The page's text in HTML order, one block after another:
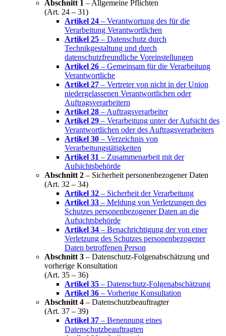
Abschnitt 1 – Allgemeine Pflichten
(Art. 24 – 31)
Artikel 24 – Verantwortung des für die
Verarbeitung Verantwortlichen
Artikel 25 – Datenschutz durch
Technikgestaltung und durch
datenschutzfreundliche Voreinstellungen
Artikel 26 – Gemeinsam für die Verarbeitung
Verantwortliche
Artikel 27 – Vertreter von nicht in der Union
niedergelassenen Verantwortlichen oder
Auftragsverarbeitern
Artikel 28 – Auftragsverarbeiter
Artikel 29 – Verarbeitung unter der Aufsicht des
Verantwortlichen oder des Auftragsverarbeiters
Artikel 30 – Verzeichnis von
Verarbeitungstätigkeiten
Artikel 31 – Zusammenarbeit mit der
Aufsichtsbehörde
Abschnitt 2 – Sicherheit personenbezogener Daten
(Art. 32 – 34)
Artikel 32 – Sicherheit der Verarbeitung
Artikel 33 – Meldung von Verletzungen des
Schutzes personenbezogener Daten an die
Aufsichtsbehörde
Artikel 34 – Benachrichtigung der von einer
Verletzung des Schutzes personenbezogener
Daten betroffenen Person
Abschnitt 3 – Datenschutz-Folgenabschätzung und
vorherige Konsultation
(Art. 35 – 36)
Artikel 35 – Datenschutz-Folgenabschätzung
Artikel 36 – Vorherige Konsultation
Abschnitt 4 – Datenschutzbeauftragter
(Art. 37 – 39)
Artikel 37 – Benennung eines
Datenschutzbeauftragten